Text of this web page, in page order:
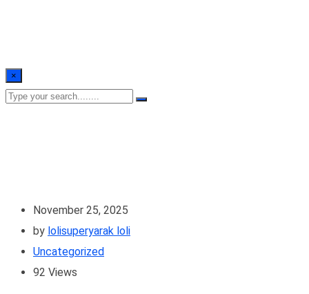
×
November 25, 2025
by lolisuperyarak loli
Uncategorized
92 Views